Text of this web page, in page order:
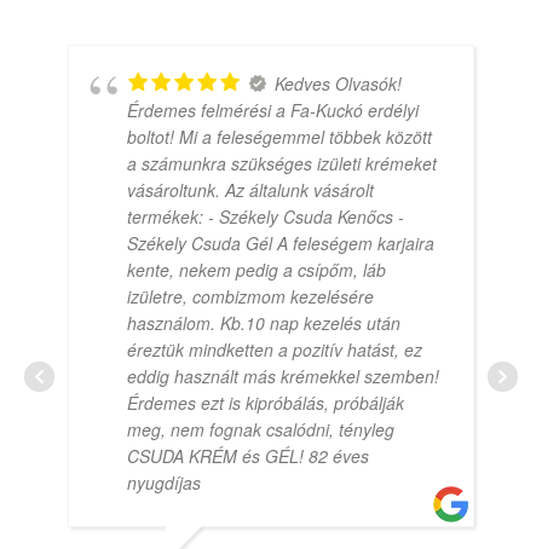
Kedves Olvasók!
Érdemes felmérési a Fa-Kuckó erdélyi
boltot! Mi a feleségemmel többek között
a számunkra szükséges izületi krémeket
vásároltunk. Az általunk vásárolt
termékek: - Székely Csuda Kenőcs -
Székely Csuda Gél A feleségem karjaira
kente, nekem pedig a csípőm, láb
izületre, combizmom kezelésére
használom. Kb.10 nap kezelés után
éreztük mindketten a pozitív hatást, ez
eddig használt más krémekkel szemben!
Érdemes ezt is kipróbálás, próbálják
meg, nem fognak csalódni, tényleg
CSUDA KRÉM és GÉL! 82 éves
nyugdíjas